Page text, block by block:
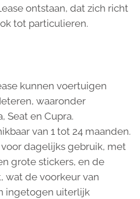
ontstaan, dat zich richt
tot particulieren.
kunnen voertuigen
waaronder
Seat en Cupra.
van 1 tot 24 maanden.
voor dagelijks gebruik, met
grote stickers, en de
wat de voorkeur van
ingetogen uiterlijk